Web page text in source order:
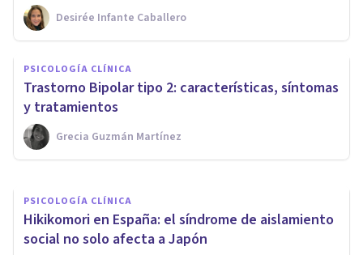
Desirée Infante Caballero
PSICOLOGÍA CLÍNICA
Trastorno Bipolar tipo 2: características, síntomas
y tratamientos
Grecia Guzmán Martínez
Transexualidad: ¿identidad de
género o trastorno psicológico?
Oscar Castillero Mimenza
PSICOLOGÍA CLÍNICA
Hikikomori en España: el síndrome de aislamiento
social no solo afecta a Japón